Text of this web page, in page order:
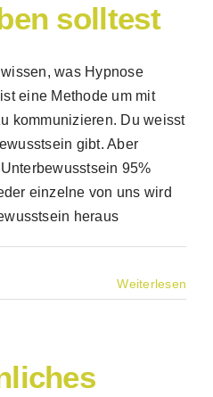
solltest
was Hypnose
eine Methode um mit
kommunizieren. Du weisst
gibt. Aber
95%
einzelne von uns wird
heraus
Weiterlesen